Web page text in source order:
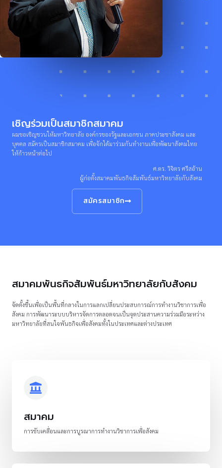
เชิญร่วมเป็นสมาชิกสมาคม
ผมขอเชิญชวนให้มหาวิทยาลัย องค์กรของรัฐและเอกชน ภาคประชาสังคม และ
บุคคล สมัครเป็นสมาชิกสมาคม เพื่อจักได้มาร่วมกันทำงานเพื่อพัฒนาสังคมไทย
ให้ก้าวหน้าต่อไป
ศ.ดร. วิจิตร ศรีสอ้าน
ผู้ก่อตั้งสมาคมพันธกิจสัมพันธ์มหาวิทยาลัยกับสังคม
สมัครสมาชิก
สมาคมพันธกิจสัมพันธ์มหาวิทยาลัยกับสังคม
จัดตั้งขึ้นเพื่อเป็นพื้นที่กลางในการแลกเปลี่ยนประสบการณ์การทํางานวิชาการเพื่อ
สังคม การพัฒนาระบบบริหารจัดการตลอดจนเป็นจุดประสานความร่วมมือระหว่าง
มหาวิทยาลัยที่สนใจพันธกิจเพื่อสังคมทั้งในประเทศและต่างประเทศ
สมาคม
การขับเคลื่อนและการบูรณาการทำงานวิชาการเพื่อสังคม